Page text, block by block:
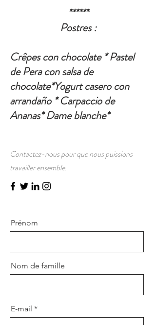
******
Postres :
Crêpes con chocolate * Pastel
de Pera con salsa de
chocolate*Yogurt casero con
arrandaño * Carpaccio de
Ananas* Dame blanche*
Contactez-nous pour que nous puissions
travailler ensemble.
Prénom
Nom de famille
E-mail